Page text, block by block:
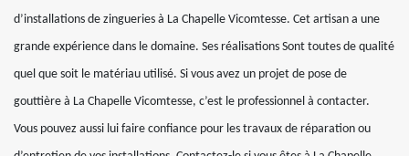
d’installations de zingueries à La Chapelle Vicomtesse. Cet artisan a une
grande expérience dans le domaine. Ses réalisations Sont toutes de qualité
quel que soit le matériau utilisé. Si vous avez un projet de pose de
gouttière à La Chapelle Vicomtesse, c’est le professionnel à contacter.
Vous pouvez aussi lui faire confiance pour les travaux de réparation ou